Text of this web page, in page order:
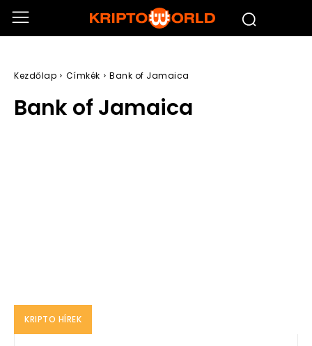
Kezdőlap Címkék Bank of Jamaica
Bank of Jamaica
KRIPTO HÍREK